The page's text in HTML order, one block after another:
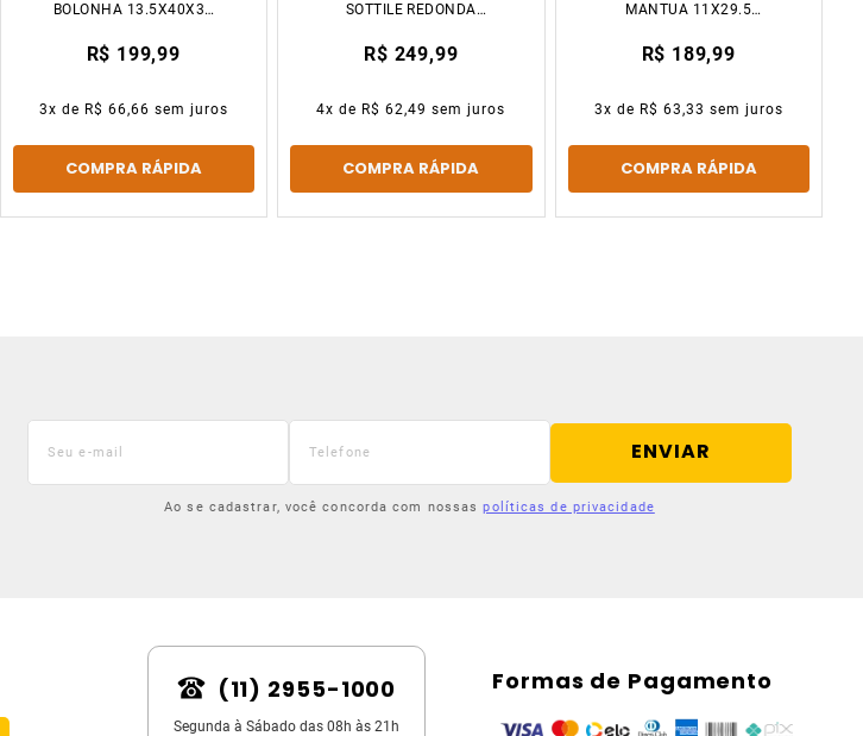
BOLONHA 13.5X40X34
R$ 199,99
3x de R$ 66,66 sem juros
COMPRA RÁPIDA
SOTTILE REDONDA
R$ 249,99
4x de R$ 62,49 sem juros
COMPRA RÁPIDA
MANTUA 11X29.5
R$ 189,99
3x de R$ 63,33 sem juros
COMPRA RÁPIDA
ENVIAR
Ao se cadastrar, você concorda com nossas políticas de privacidade
(11) 2955-1000
Segunda à Sábado das 08h às 21h
Formas de Pagamento